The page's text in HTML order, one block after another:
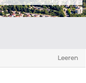
Leeren